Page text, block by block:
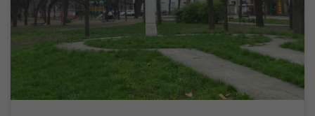
пријави квара екипе ЈКП „Водовод и канализација“ изашле су
на терен и уз помоћ механизације раде на отклањању квара.
Процене са терена су да ће квар бити отклоњен, уколико не
дође до […]